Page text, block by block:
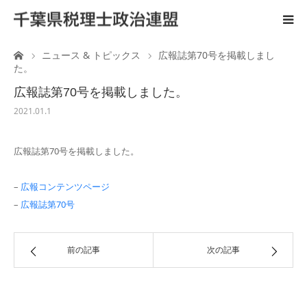
ニュース & トピックス
広報誌第70号を掲載しまし
た。
広報誌第70号を掲載しました。
2021.01.1
広報誌第70号を掲載しました。
– 広報コンテンツページ
– 広報誌第70号
前の記事 次の記事
ホーム
ご案内